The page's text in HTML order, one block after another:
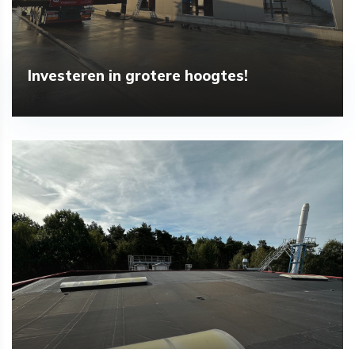
Investeren in grotere hoogtes!